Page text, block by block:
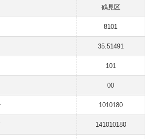
鶴見区
8101
35.51491
101
00
1010180
141010180